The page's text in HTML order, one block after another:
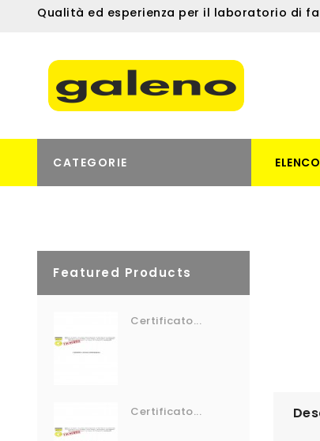
Qualità ed esperienza per il laboratorio di
CATEGORIE
Featured Products
Certificato...
Certificato...